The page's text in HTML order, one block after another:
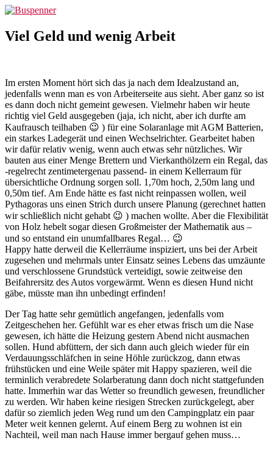
Zum
springen
Viel Geld und wenig Arbeit
Im ersten Moment hört sich das ja nach dem Idealzustand an,
jedenfalls wenn man es von Arbeiterseite aus sieht. Aber ganz so ist
es dann doch nicht gemeint gewesen. Vielmehr haben wir heute
richtig viel Geld ausgegeben (jaja, ich nicht, aber ich durfte am
Kaufrausch teilhaben 😉 ) für eine Solaranlage mit AGM Batterien,
ein starkes Ladegerät und einen Wechselrichter. Gearbeitet haben
wir dafür relativ wenig, wenn auch etwas sehr nützliches. Wir
bauten aus einer Menge Brettern und Vierkanthölzern ein Regal, das
-regelrecht zentimetergenau passend- in einem Kellerraum für
übersichtliche Ordnung sorgen soll. 1,70m hoch, 2,50m lang und
0,50m tief. Am Ende hätte es fast nicht reinpassen wollen, weil
Pythagoras uns einen Strich durch unsere Planung (gerechnet hatten
wir schließlich nicht gehabt 😉 ) machen wollte. Aber die Flexibilität
von Holz hebelt sogar diesen Großmeister der Mathematik aus –
und so entstand ein unumfallbares Regal… 😉
Happy hatte derweil die Kellerräume inspiziert, uns bei der Arbeit
zugesehen und mehrmals unter Einsatz seines Lebens das umzäunte
und verschlossene Grundstück verteidigt, sowie zeitweise den
Beifahrersitz des Autos vorgewärmt. Wenn es diesen Hund nicht
gäbe, müsste man ihn unbedingt erfinden!
Der Tag hatte sehr gemütlich angefangen, jedenfalls vom
Zeitgeschehen her. Gefühlt war es eher etwas frisch um die Nase
gewesen, ich hätte die Heizung gestern Abend nicht ausmachen
sollen. Hund abfüttern, der sich dann auch gleich wieder für ein
Verdauungsschläfchen in seine Höhle zurückzog, dann etwas
frühstücken und eine Weile später mit Happy spazieren, weil die
terminlich verabredete Solarberatung dann doch nicht stattgefunden
hatte. Immerhin war das Wetter so freundlich gewesen, freundlicher
zu werden. Wir haben keine riesigen Strecken zurückgelegt, aber
dafür so ziemlich jeden Weg rund um den Campingplatz ein paar
Meter weit kennen gelernt. Auf einem Berg zu wohnen ist ein
Nachteil, weil man nach Hause immer bergauf gehen muss…